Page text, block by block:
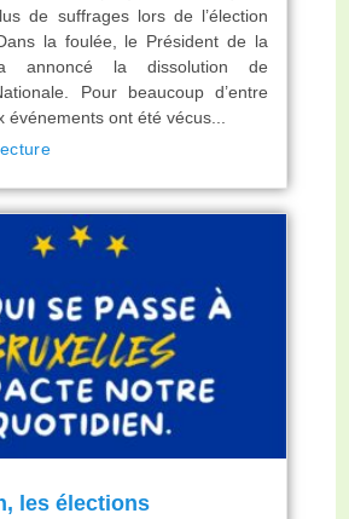
de suffrages lors de l’élection
la foulée, le Président de la
annoncé la dissolution de
Pour beaucoup d’entre
événements ont été vécus...
les élections